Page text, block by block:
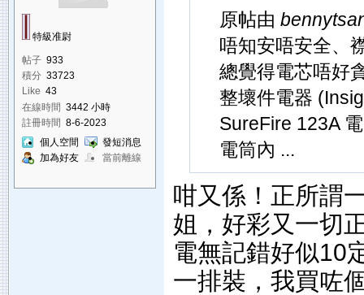
特級准尉
帖子 933
積分 33723
Like 43
在線時間 3442 小時
註冊時間 8-6-2023
個人空間
發短消息
加為好友
當前離線
原帖由
唔知安唔安全
總覺得電芯唔好
整壞件電器
SureFire 123A
電筒內 ...
咁又係！正所謂
姐，好彩又一切
電無記錯好似10
一排裝，我買咗